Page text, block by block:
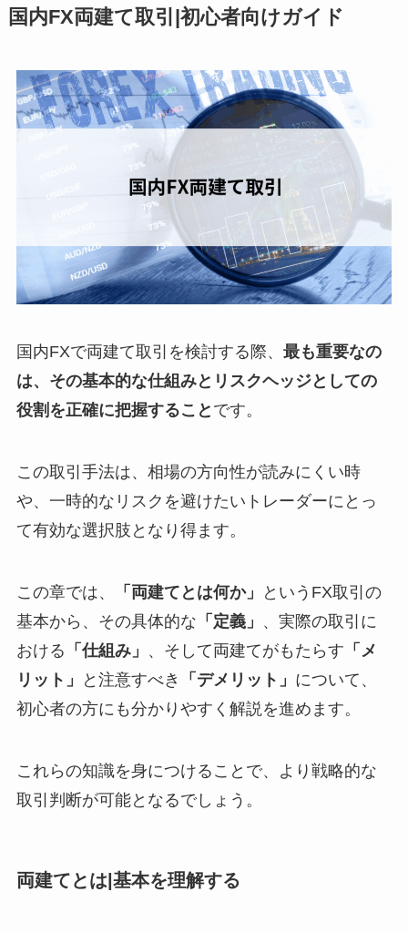
国内FX両建て取引|初心者向けガイド
国内FXで両建て取引を検討する際、 最も重要なの
は、その基本的な仕組みとリスクヘッジとしての
役割を正確に把握すること です。
この取引手法は、相場の方向性が読みにくい時
や、一時的なリスクを避けたいトレーダーにとっ
て有効な選択肢となり得ます。
この章では、 「両建てとは何か」
というFX取引の
基本から、その具体的な 「定義」 、実際の取引に
おける 「仕組み」 、そして両建てがもたらす 「メ
リット」
と注意すべき 「デメリット」 について、
初心者の方にも分かりやすく解説を進めます。
これらの知識を身につけることで、より戦略的な
取引判断が可能となるでしょう。
両建てとは|基本を理解する